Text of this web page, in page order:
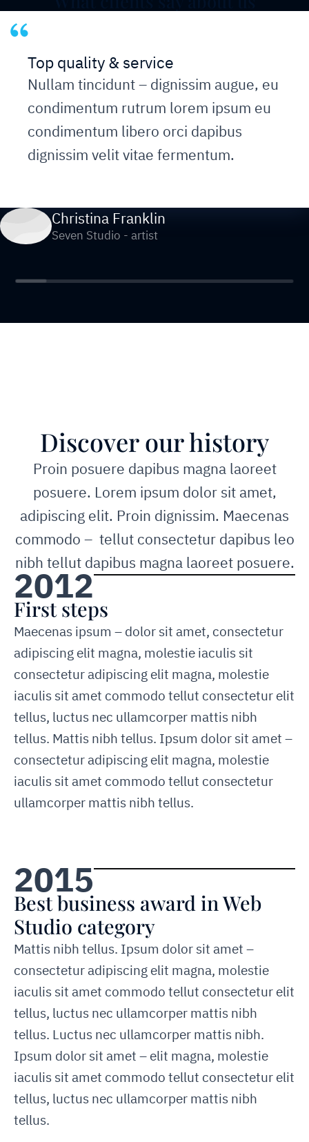
Top quality & service
Nullam tincidunt – dignissim augue, eu
condimentum rutrum lorem ipsum eu
condimentum libero orci dapibus
dignissim velit vitae fermentum.
Christina Franklin
Seven Studio - artist
Discover our history
Proin posuere dapibus magna laoreet
posuere. Lorem ipsum dolor sit amet,
adipiscing elit. Proin dignissim. Maecenas
commodo – tellut consectetur dapibus leo
nibh tellut dapibus magna laoreet posuere.
2012
First steps
Maecenas ipsum – dolor sit amet, consectetur
adipiscing elit magna, molestie iaculis sit
consectetur adipiscing elit magna, molestie
iaculis sit amet commodo tellut consectetur elit
tellus, luctus nec ullamcorper mattis nibh
tellus. Mattis nibh tellus. Ipsum dolor sit amet –
consectetur adipiscing elit magna, molestie
iaculis sit amet commodo tellut consectetur
ullamcorper mattis nibh tellus.
2015
Best business award in Web
Studio category
Mattis nibh tellus. Ipsum dolor sit amet –
consectetur adipiscing elit magna, molestie
iaculis sit amet commodo tellut consectetur elit
tellus, luctus nec ullamcorper mattis nibh
tellus. Luctus nec ullamcorper mattis nibh.
Ipsum dolor sit amet – elit magna, molestie
iaculis sit amet commodo tellut consectetur elit
tellus, luctus nec ullamcorper mattis nibh
tellus.